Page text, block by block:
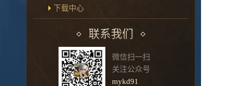
下载中心
联系我们
微信扫一扫
关注公众号
mykd91